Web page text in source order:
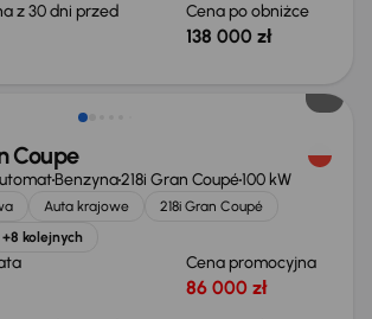
z 30 dni przed
Cena po obniżce
138 000 zł
Coupe
Benzyna218i Gran Coupé100 kW
Auta krajowe
218i Gran Coupé
+8 kolejnych
Cena promocyjna
86 000 zł